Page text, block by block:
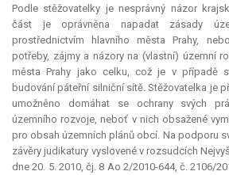
Podle stěžovatelky je nesprávný názor
část je oprávněna napadat zásady
prostřednictvím hlavního města Prahy,
potřeby, zájmy a názory na (vlastní) územní
města Prahy jako celku, což je v případě
budování páteřní silniční sítě. Stěžovatelka je
umožněno domáhat se ochrany svých
územního rozvoje, neboť v nich obsažené
pro obsah územních plánů obcí. Na podporu
závěry judikatury vyslovené v rozsudcích
dne 20. 5. 2010, čj. 8 Ao 2/2010-644, č. 2106/